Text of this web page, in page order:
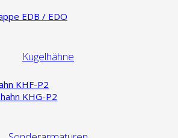
EDB / EDO
Kugelhähne
KHF-P2
KHG-P2